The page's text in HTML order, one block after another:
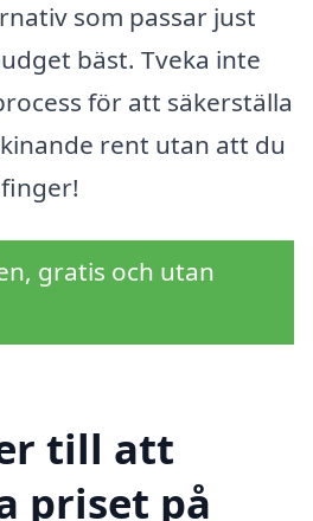
som passar just
bäst. Tveka inte
för att säkerställa
rent utan att du
gratis och utan
till att
priset på